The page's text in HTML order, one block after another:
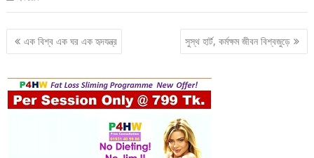
Post
navigation
এক বিশ্ব এক ঘর এক হৃদযন্ত্র সুস্থ হার্ট, কর্মক্ষম জীবন বিশ্বজুড়ে